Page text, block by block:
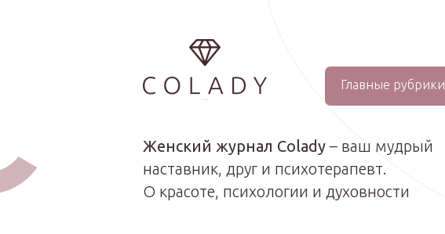
...
Главные рубрики
Женский журнал Colady – ваш мудрый
наставник, друг и психотерапевт.
О красоте, психологии и духовности